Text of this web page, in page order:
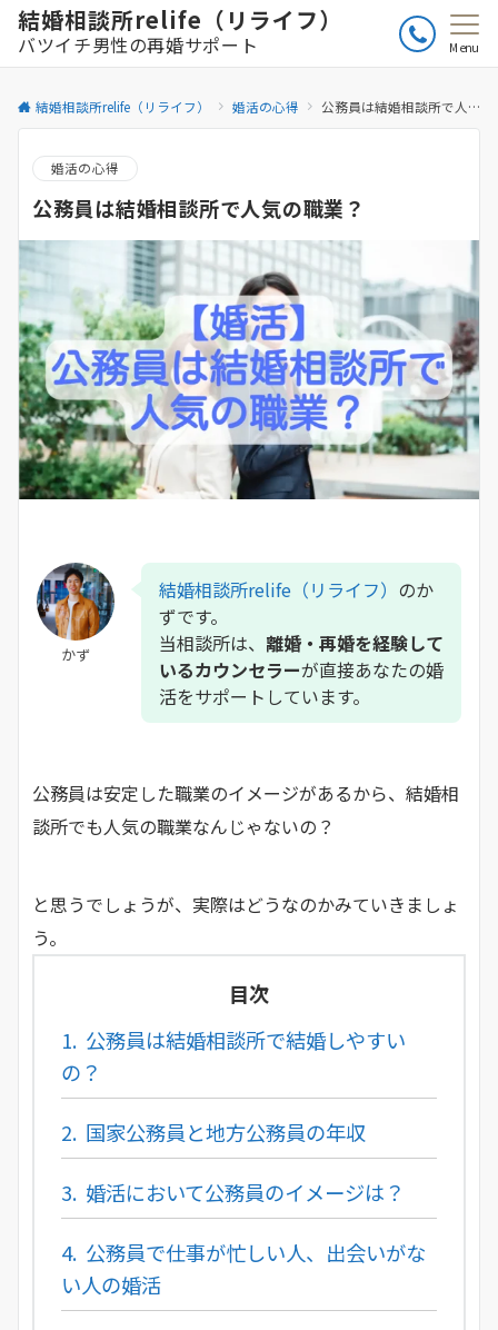
結婚相談所relife（リライフ）
バツイチ男性の再婚サポート Menu
結婚相談所relife（リライフ） 婚活の心得 公務員は結婚相談所で人気の職業？
婚活の心得
公務員は結婚相談所で人気の職業？
かず
結婚相談所relife（リライフ） のか
ずです。
当相談所は、 離婚・再婚を経験して
いるカウンセラーが直接あなたの婚
活をサポートしています。
公務員は安定した職業のイメージがあるから、結婚相
談所でも人気の職業なんじゃないの？
と思うでしょうが、実際はどうなのかみていきましょ
う。
目次
1. 公務員は結婚相談所で結婚しやすい
の？
2. 国家公務員と地方公務員の年収
3. 婚活において公務員のイメージは？
4. 公務員で仕事が忙しい人、出会いがな
い人の婚活